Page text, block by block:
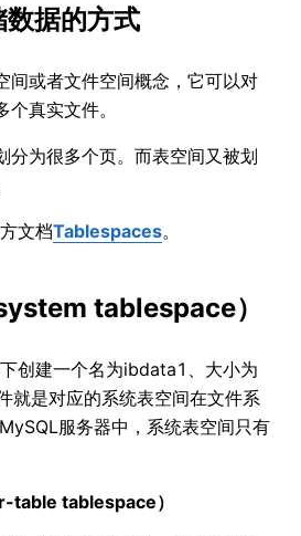
据的方式
间或者文件空间概念，它可以对
真实文件。
分为很多个页。而表空间又被划
文档Tablespaces。
tablespace）
创建一个名为ibdata1、大小为
就是对应的系统表空间在文件系
服务器中，系统表空间只有
table tablespace）